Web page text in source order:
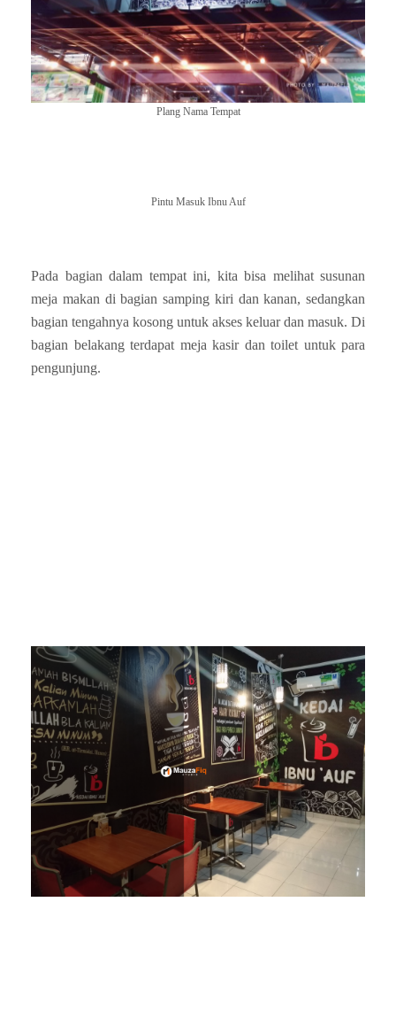
Plang Nama Tempat
Pintu Masuk Ibnu Auf
Pada bagian dalam tempat ini, kita bisa melihat susunan
meja makan di bagian samping kiri dan kanan, sedangkan
bagian tengahnya kosong untuk akses keluar dan masuk. Di
bagian belakang terdapat meja kasir dan toilet untuk para
pengunjung.